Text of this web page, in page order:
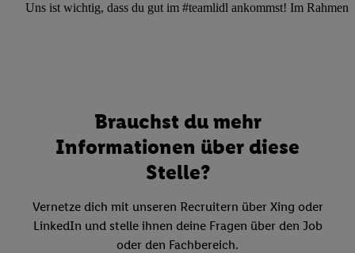
Uns ist wichtig, dass du gut im #teamlidl ankommst! Im Rahmen
Brauchst du mehr
Informationen über diese
Stelle?
Vernetze dich mit unseren Recruitern über Xing oder
LinkedIn und stelle ihnen deine Fragen über den Job
oder den Fachbereich.